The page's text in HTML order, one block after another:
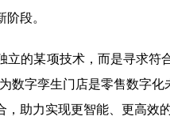
段。
立的某项技术，而是寻求
数字孪生门店是零售数字
助力实现更智能、更高效